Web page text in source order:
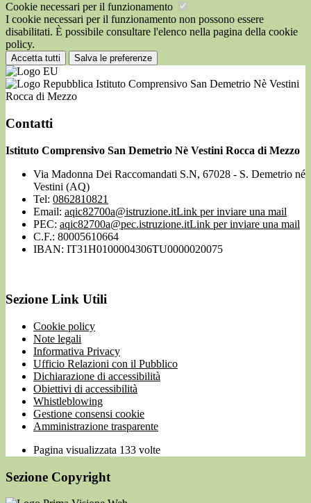
Cookie necessari per il funzionamento
I cookie necessari per il funzionamento non possono essere
disabilitati. È possibile consultare l'elenco nella pagina della cookie
policy.
Accetta tutti Salva le preferenze
Istituto Comprensivo San Demetrio Nè Vestini
Rocca di Mezzo
Contatti
Istituto Comprensivo San Demetrio Nè Vestini Rocca di Mezzo
Via Madonna Dei Raccomandati S.N, 67028 - S. Demetrio né
Vestini (AQ)
Tel: 0862810821
Email: aqic82700a@istruzione.itLink per inviare una mail
PEC: aqic82700a@pec.istruzione.itLink per inviare una mail
C.F.: 80005610664
IBAN: IT31H0100004306TU0000020075
Sezione Link Utili
Cookie policy
Note legali
Informativa Privacy
Ufficio Relazioni con il Pubblico
Dichiarazione di accessibilità
Obiettivi di accessibilità
Whistleblowing
Gestione consensi cookie
Amministrazione trasparente
Pagina visualizzata 133 volte
Sezione Copyright